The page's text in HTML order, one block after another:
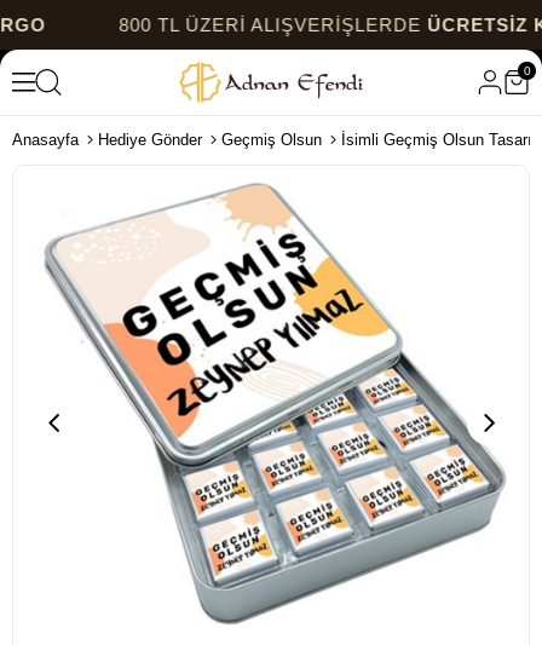
800 TL ÜZERİ ALIŞVERİŞLERDEÜCRETSİZ
0
Anasayfa Hediye Gönder Geçmiş Olsun